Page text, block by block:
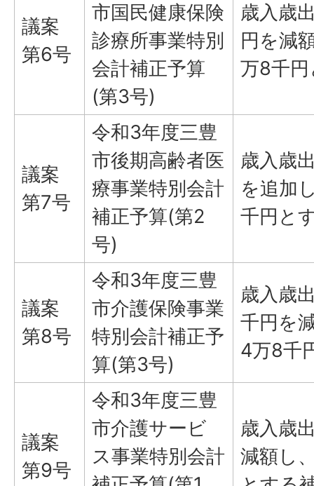
議案
第6号
市国民健康保険
診療所事業特別
会計補正予算
(第3号)
歳入歳
円を減
万8千
議案
第7号
令和3年度三豊
市後期高齢者医
療事業特別会計
補正予算(第2
号)
歳入歳
を追加
千円と
議案
第8号
令和3年度三豊
市介護保険事業
特別会計補正予
算(第3号)
歳入歳
千円を
4万8千
議案
第9号
令和3年度三豊
市介護サービ
ス事業特別会計
歳入歳
減額し